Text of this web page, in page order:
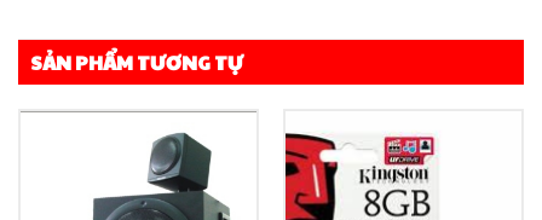
SẢN PHẨM TƯƠNG TỰ